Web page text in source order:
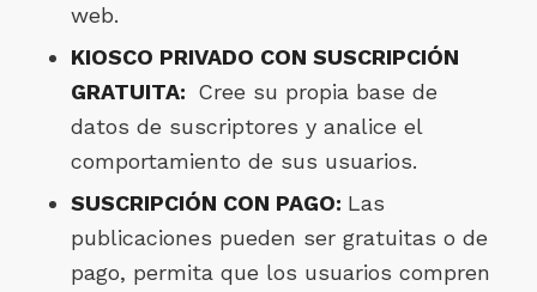
web.
KIOSCO PRIVADO CON SUSCRIPCIÓN
GRATUITA: Cree su propia base de
datos de suscriptores y analice el
comportamiento de sus usuarios.
SUSCRIPCIÓN CON PAGO: Las
publicaciones pueden ser gratuitas o de
pago, permita que los usuarios compren